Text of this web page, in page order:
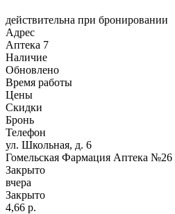
действительна при бронировании
Адрес
Аптека 7
Наличие
Обновлено
Время работы
Цены
Скидки
Бронь
Телефон
ул. Школьная, д. 6
Гомельская Фармация Аптека №26
Закрыто
вчера
Закрыто
4,66 р.